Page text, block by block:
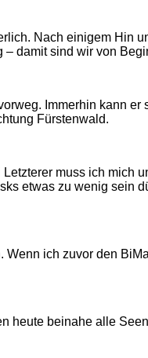
Nach einigem Hin
damit sind wir von
Immerhin kann er
Fürstenwald.
muss ich mich
etwas zu wenig sein
ich zuvor den
beinahe alle